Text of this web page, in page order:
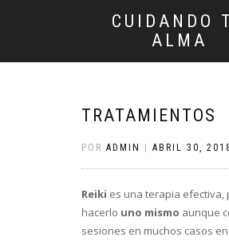
CUIDANDO
ALMA
TRATAMIENTOS
POR ADMIN ABRIL 30,
Reiki es una terapia efectiva,
hacerlo uno mismo aunque
sesiones en muchos casos